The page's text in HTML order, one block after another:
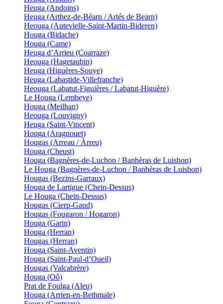
Heuga (Andoins)
Heuga (Arthez-de-Béarn / Artés de Bearn)
Heouga (Autevielle-Saint-Martin-Bideren)
Houga (Bidache)
Houga (Came)
Heuga d’Arrieu (Coarraze)
Heouga (Hagetaubin)
Heuga (Higuères-Souye)
Heuga (Labastide-Villefranche)
Heouga (Labatut-Figuières / Labatut-Higuère)
Le Houga (Lembeye)
Houga (Meilhan)
Heouga (Louvigny)
Heuga (Saint-Vincent)
Houga (Aragnouet)
Hougas (Arreau / Àrreu)
Houga (Cheust)
Houga (Bagnères-de-Luchon / Banhèras de Luishon)
Le Houga (Bagnères-de-Luchon / Banhèras de Luishon)
Hougas (Bezins-Garraux)
Houga de Lartigue (Chein-Dessus)
Le Houga (Chein-Dessus)
Hougas (Cierp-Gaud)
Hougas (Fougaron / Hogaron)
Houga (Garin)
Houga (Herran)
Hougas (Herran)
Houga (Saint-Aventin)
Houga (Saint-Paul-d’Oueil)
Hougas (Valcabrère)
Houga (Oô)
Prat de Foulga (Aleu)
Houga (Arrien-en-Bethmale)